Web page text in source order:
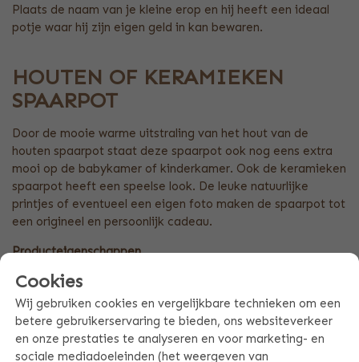
Plaats de naam van je kleine erop en hij heeft een ideaal
potje waar hij zijn eigen geld in kan bewaren.
HOUTEN OF KERAMIEKEN
SPAARPOT
Door de mooie warme uitstraling van het hout van de
houten spaarpot staat deze spaarpot ook nog eens extra
mooi op de babykamer of kinderkamer. Ook de keramieken
spaarpot heeft een speelse look. De leuke natuurlijke
printjes of eventueel een eigen foto maken de spaarpot tot
een origineel en persoonlijk cadeau.
Producteigenschappen
Keramiek of hout
Houten spaarpot te openen via een schuifje aan de
onderkant
Keramieken spaarpot te openen via een rubberen dop
Cookies
Wij gebruiken cookies en vergelijkbare technieken om een
betere gebruikerservaring te bieden, ons websiteverkeer
en onze prestaties te analyseren en voor marketing- en
sociale mediadoeleinden (het weergeven van